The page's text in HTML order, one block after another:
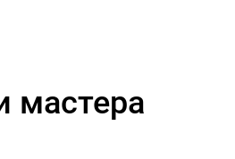
мастера